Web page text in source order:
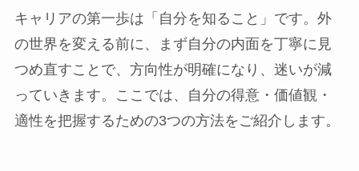
キャリアの第一歩は「自分を知ること」です。外
の世界を変える前に、まず自分の内面を丁寧に見
つめ直すことで、方向性が明確になり、迷いが減
っていきます。ここでは、自分の得意・価値観・
適性を把握するための3つの方法をご紹介します。